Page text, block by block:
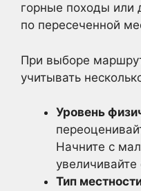
горные походы или
по пересеченной
При выборе
учитывать
Уровень
Начните с
Тип